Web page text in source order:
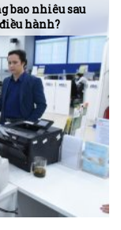
bao nhiêu sau
hành?